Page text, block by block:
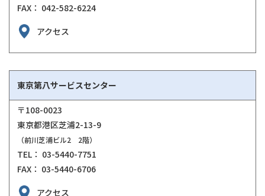
FAX： 042-582-6224
アクセス
東京第八サービスセンター
〒108-0023
東京都港区芝浦2-13-9
（前川芝浦ビル2 2階）
TEL： 03-5440-7751
FAX： 03-5440-6706
アクセス